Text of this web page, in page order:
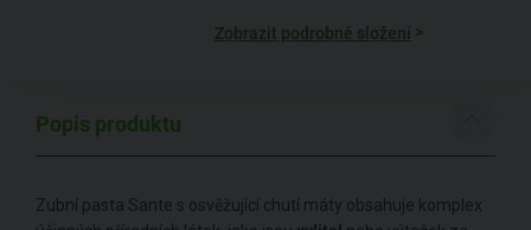
Zobrazit podrobné složení >
Popis produktu
Zubní pasta Sante s osvěžující chutí máty obsahuje komplex